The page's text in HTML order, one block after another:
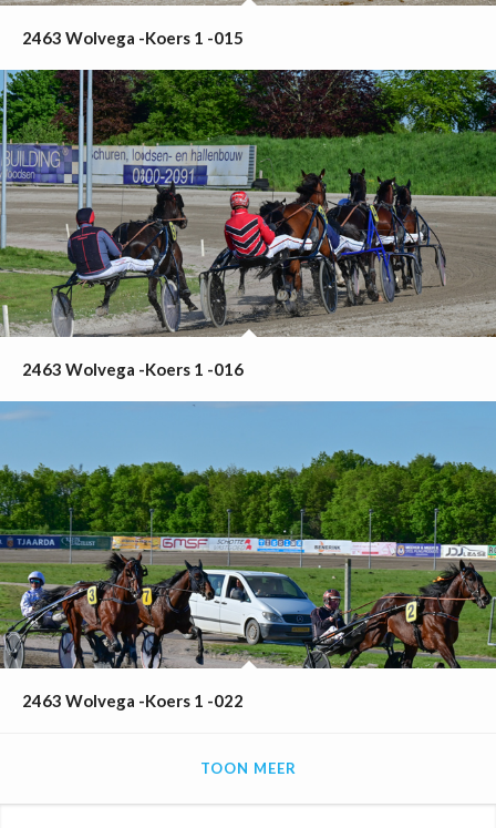
2463 Wolvega -Koers 1 -015
2463 Wolvega -Koers 1 -016
2463 Wolvega -Koers 1 -022
TOON MEER